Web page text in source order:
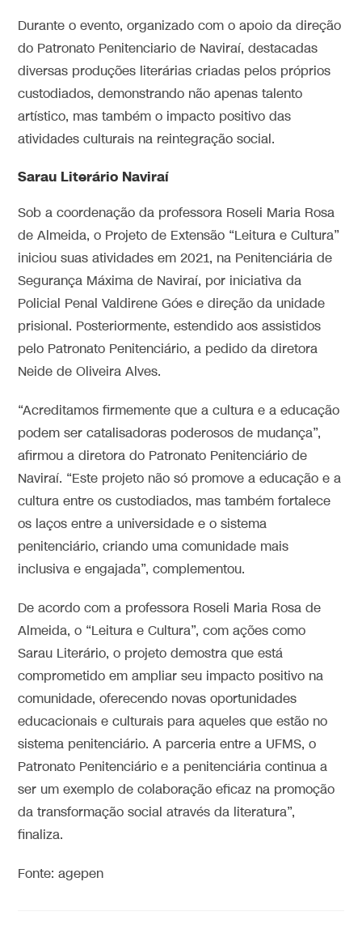
Durante o evento, organizado com o apoio da direção
do Patronato Penitenciario de Naviraí, destacadas
diversas produções literárias criadas pelos próprios
custodiados, demonstrando não apenas talento
artístico, mas também o impacto positivo das
atividades culturais na reintegração social.
Sarau Literário Naviraí
Sob a coordenação da professora Roseli Maria Rosa
de Almeida, o Projeto de Extensão “Leitura e Cultura”
iniciou suas atividades em 2021, na Penitenciária de
Segurança Máxima de Naviraí, por iniciativa da
Policial Penal Valdirene Góes e direção da unidade
prisional. Posteriormente, estendido aos assistidos
pelo Patronato Penitenciário, a pedido da diretora
Neide de Oliveira Alves.
“Acreditamos firmemente que a cultura e a educação
podem ser catalisadoras poderosos de mudança”,
afirmou a diretora do Patronato Penitenciário de
Naviraí. “Este projeto não só promove a educação e a
cultura entre os custodiados, mas também fortalece
os laços entre a universidade e o sistema
penitenciário, criando uma comunidade mais
inclusiva e engajada”, complementou.
De acordo com a professora Roseli Maria Rosa de
Almeida, o “Leitura e Cultura”, com ações como
Sarau Literário, o projeto demostra que está
comprometido em ampliar seu impacto positivo na
comunidade, oferecendo novas oportunidades
educacionais e culturais para aqueles que estão no
sistema penitenciário. A parceria entre a UFMS, o
Patronato Penitenciário e a penitenciária continua a
ser um exemplo de colaboração eficaz na promoção
da transformação social através da literatura”,
finaliza.
Fonte: agepen